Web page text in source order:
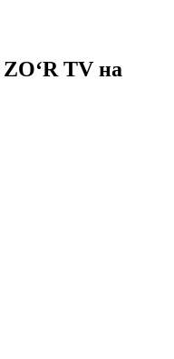
ZO‘R TV на